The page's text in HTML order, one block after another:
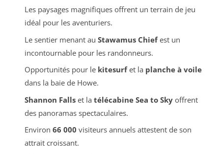
Les paysages magnifiques offrent un terrain de jeu
idéal pour les aventuriers.
Le sentier menant au Stawamus Chiefest un
incontournable pour les randonneurs.
Opportunités pour le kitesurfet la planche à voile
dans la baie de Howe.
Shannon Fallset la télécabine Sea to Skyoffrent
des panoramas spectaculaires.
Environ 66 000 visiteurs annuels attestent de son
attrait croissant.